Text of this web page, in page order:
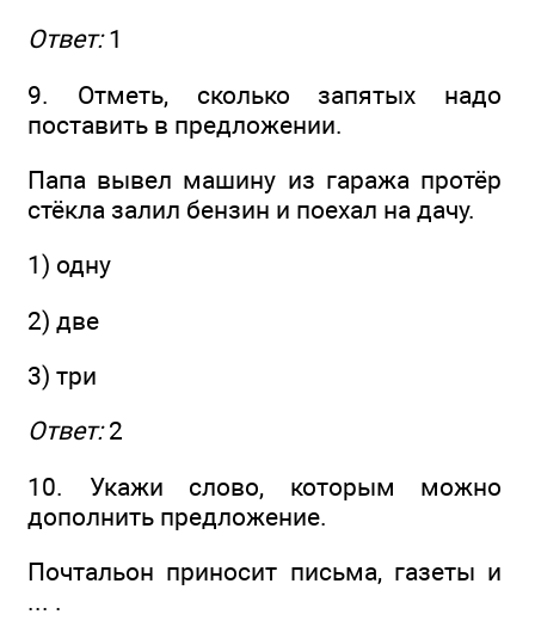
Ответ:1
9. Отметь, сколько запятых надо
поставить в предложении.
Папа вывел машину из гаража протёр
стёкла залил бензин и поехал на дачу.
1) одну
2) две
3) три
Ответ:2
10. Укажи слово, которым можно
дополнить предложение.
Почтальон приносит письма, газеты и
... .